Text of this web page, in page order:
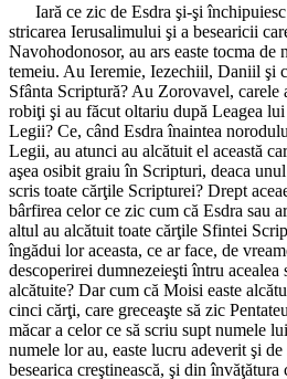
Iară ce zic de Esdra şi-şi
stricarea Ierusalimului şi a besearicii
Navohodonosor, au ars easte tocma de
temeiu. Au Ieremie, Iezechiil, Daniil şi
Sfânta Scriptură? Au Zorovavel, carele
robiţi şi au făcut oltariu după Leagea
Legii? Ce, când Esdra înaintea
Legii, au atunci au alcătuit el această
aşea osibit graiu în Scripturi, deaca
scris toate cărţile Scripturei? Drept
bârfirea celor ce zic cum că Esdra sau
altul au alcătuit toate cărţile Sfintei
îngădui lor aceasta, ce ar face, de
descoperirei dumnezeieşti întru
alcătuite? Dar cum că Moisi easte
cinci cărţi, care greceaşte să zic
măcar a celor ce să scriu supt numele
numele lor au, easte lucru adeverit şi
besearica creştinească, şi din învăţătura